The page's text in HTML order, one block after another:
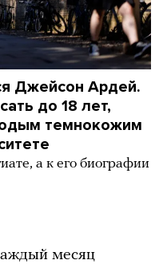
Джейсон Ардей.
до 18 лет,
темнокожим
а к его биографии
месяц